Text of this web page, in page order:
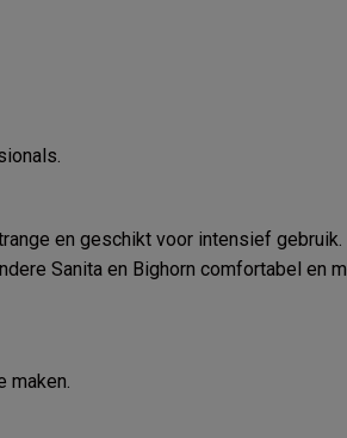
en geschikt voor intensief gebruik.
Sanita en Bighorn comfortabel en
maken.